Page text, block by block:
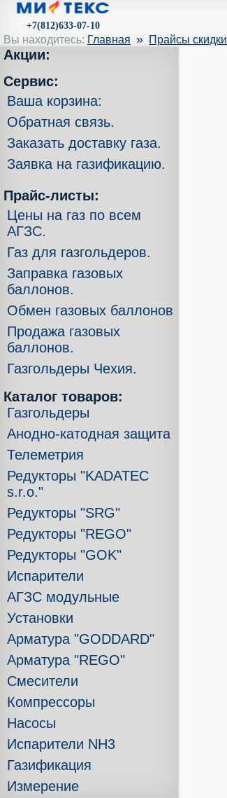
+7(812)633-07-10
Вы находитесь: Главная » Прайсы скидки
Акции:
Сервис:
Ваша корзина:
Обратная связь.
Заказать доставку газа.
Заявка на газификацию.
Прайс-листы:
Цены на газ по всем
АГЗС.
Газ для газгольдеров.
Заправка газовых
баллонов.
Обмен газовых баллонов.
Продажа газовых
баллонов.
Газгольдеры Чехия.
Каталог товаров:
Газгольдеры
Анодно-катодная защита
Телеметрия
Редукторы "KADATEC
s.r.o."
Редукторы "SRG"
Редукторы "REGO"
Редукторы "GOK"
Испарители
АГЗС модульные
Установки
Арматура "GODDARD"
Арматура "REGO"
Смесители
Компрессоры
Насосы
Испарители NH3
Газификация
Измерение